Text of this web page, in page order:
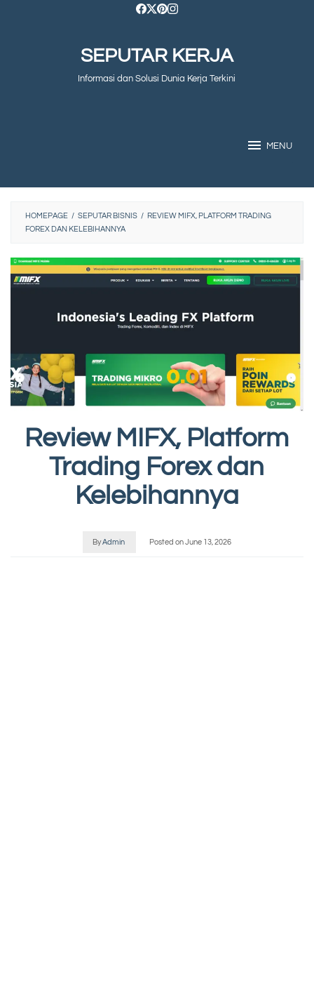
SEPUTAR KERJA
Informasi dan Solusi Dunia Kerja Terkini
MENU
HOMEPAGE / SEPUTAR BISNIS / REVIEW MIFX, PLATFORM TRADING
FOREX DAN KELEBIHANNYA
Review MIFX, Platform
Trading Forex dan
Kelebihannya
ByAdmin Posted onJune 13, 2026